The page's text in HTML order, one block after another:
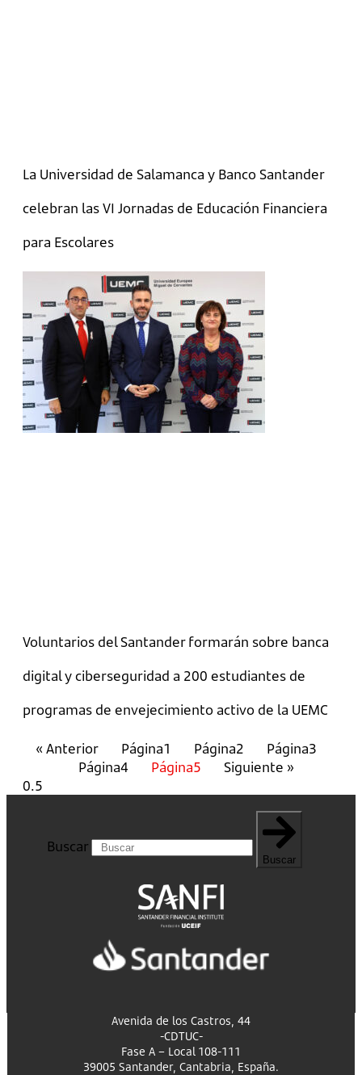
La Universidad de Salamanca y Banco Santander
celebran las VI Jornadas de Educación Financiera
para Escolares
Voluntarios del Santander formarán sobre banca
digital y ciberseguridad a 200 estudiantes de
programas de envejecimiento activo de la UEMC
« Anterior Página1 Página2 Página3
Página4 Página5 Siguiente »
Buscar
Buscar
Avenida de los Castros, 44
-CDTUC-
Fase A – Local 108-111
39005 Santander, Cantabria, España.